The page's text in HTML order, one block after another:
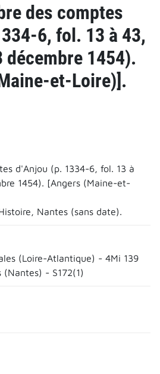
des comptes
6, fol. 13 à 43,
décembre 1454).
et-Loire)].
d'Anjou (p. 1334-6, fol. 13 à
1454). [Angers (Maine-et-
Nantes (sans date).
(Loire-Atlantique) - 4Mi 139
- S172(1)